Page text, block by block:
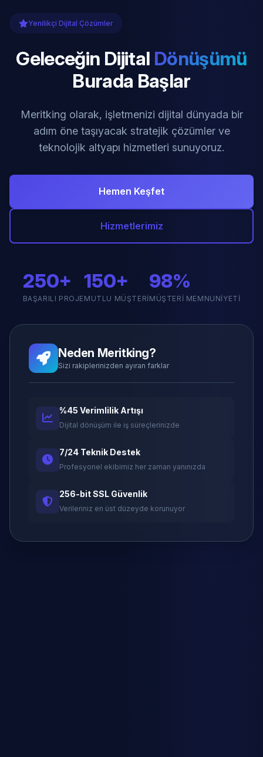
Yenilikçi Dijital Çözümler
Geleceğin Dijital Dönüşümü
Burada Başlar
Meritking olarak, işletmenizi dijital dünyada bir
adım öne taşıyacak stratejik çözümler ve
teknolojik altyapı hizmetleri sunuyoruz.
Hemen Keşfet
Hizmetlerimiz
250+
BAŞARILI PROJE
150+
MUTLU MÜŞTERI
98%
MÜŞTERI MEMNUNIYETI
Neden Meritking?
Sizi rakiplerinizden ayıran farklar
%45 Verimlilik Artışı
Dijital dönüşüm ile iş süreçlerinizde
7/24 Teknik Destek
Profesyonel ekibimiz her zaman yanınızda
256-bit SSL Güvenlik
Verileriniz en üst düzeyde korunuyor